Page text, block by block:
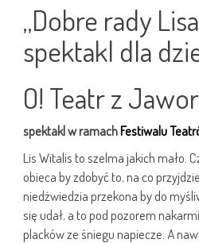
„Dobre rady
spektakl dla
O! Teatr z
spektakl w ramachFestiwalu
Lis Witalis to szelma jakich mało.
obieca by zdobyć to, na co
niedźwiedzia przekona by do
się udał, a to pod pozorem
placków ze śniegu napiecze. A